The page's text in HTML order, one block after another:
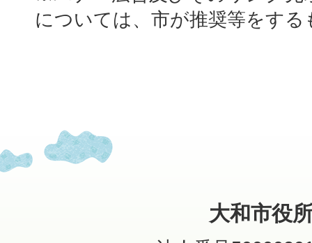
については、市が推奨等をす
大和市役